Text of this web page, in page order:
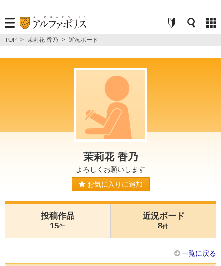
TOP > 茉莉花 香乃 > 近況ボード
茉莉花 香乃
よろしくお願いします
お気に入りに追加
投稿作品
15件
近況ボード
8件
一覧に戻る